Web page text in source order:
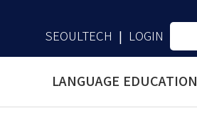
SEOULTECH | LOGIN
LANGUAGE EDUCATION